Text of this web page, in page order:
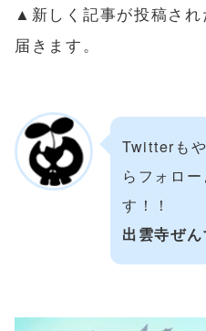
▲新しく記事が投稿さ
届きます。
Twitterも
らフォロ
す！！
出雲寺ぜん